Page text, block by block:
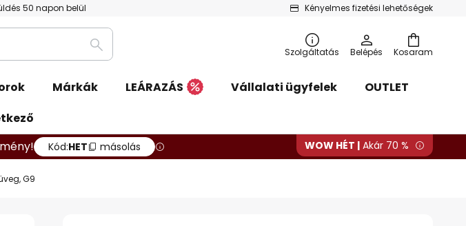
50 napon belül Kényelmes fizetési lehetőségek
Kosaram
Keresés
Szolgáltatás Belépés
Márkák LEÁRAZÁS Vállalati ügyfelek
OUTLET
Kód:HET másolás WOW HÉT | Akár 70 %
G9